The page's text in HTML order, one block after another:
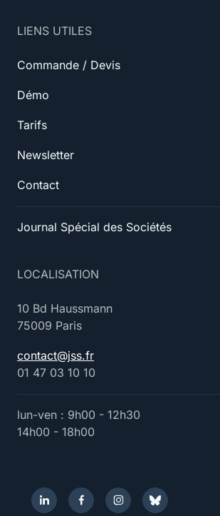
LIENS UTILES
Commande / Devis
Démo
Tarifs
Newsletter
Contact
Journal Spécial des Sociétés
LOCALISATION
10 Bd Haussmann
75009 Paris
contact@jss.fr
01 47 03 10 10
lun-ven : 9h00 - 12h30
14h00 - 18h00